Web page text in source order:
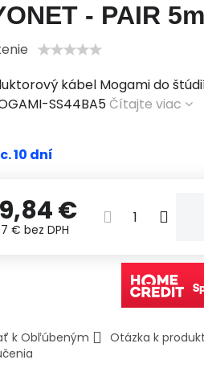
- PAIR 5m
kábel Mogami do
SS44BA5Čítajte viac
10 dní
€
€bez DPH
k Obľúbeným Otázka k